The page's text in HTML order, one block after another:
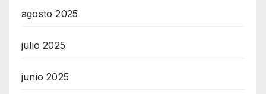
agosto 2025
julio 2025
junio 2025